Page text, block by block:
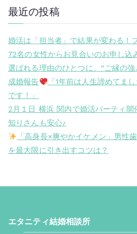
最近の投稿
婚活は「担当者」で結果が変わる！
72名の女性からお見合いのお申し込
選ばれる理由のひとつに、“ご縁の
成婚報告
「1年前は人生諦めてま
です！」
2月１日 横浜 関内で婚活パーティ開
知りさんも安心♪
「高身長×爽やかイケメン」男性
を最大限に引き出すコツは？
エタニティ結婚相談所